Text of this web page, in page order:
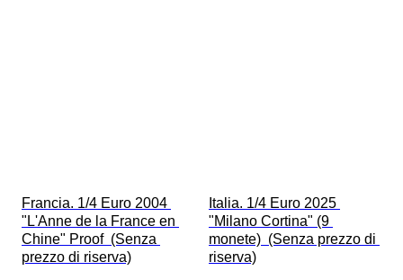
Francia. 1/4 Euro 2004
"L'Anne de la France en
Chine" Proof  (Senza
prezzo di riserva)
Italia. 1/4 Euro 2025
"Milano Cortina" (9
monete)  (Senza prezzo di
riserva)